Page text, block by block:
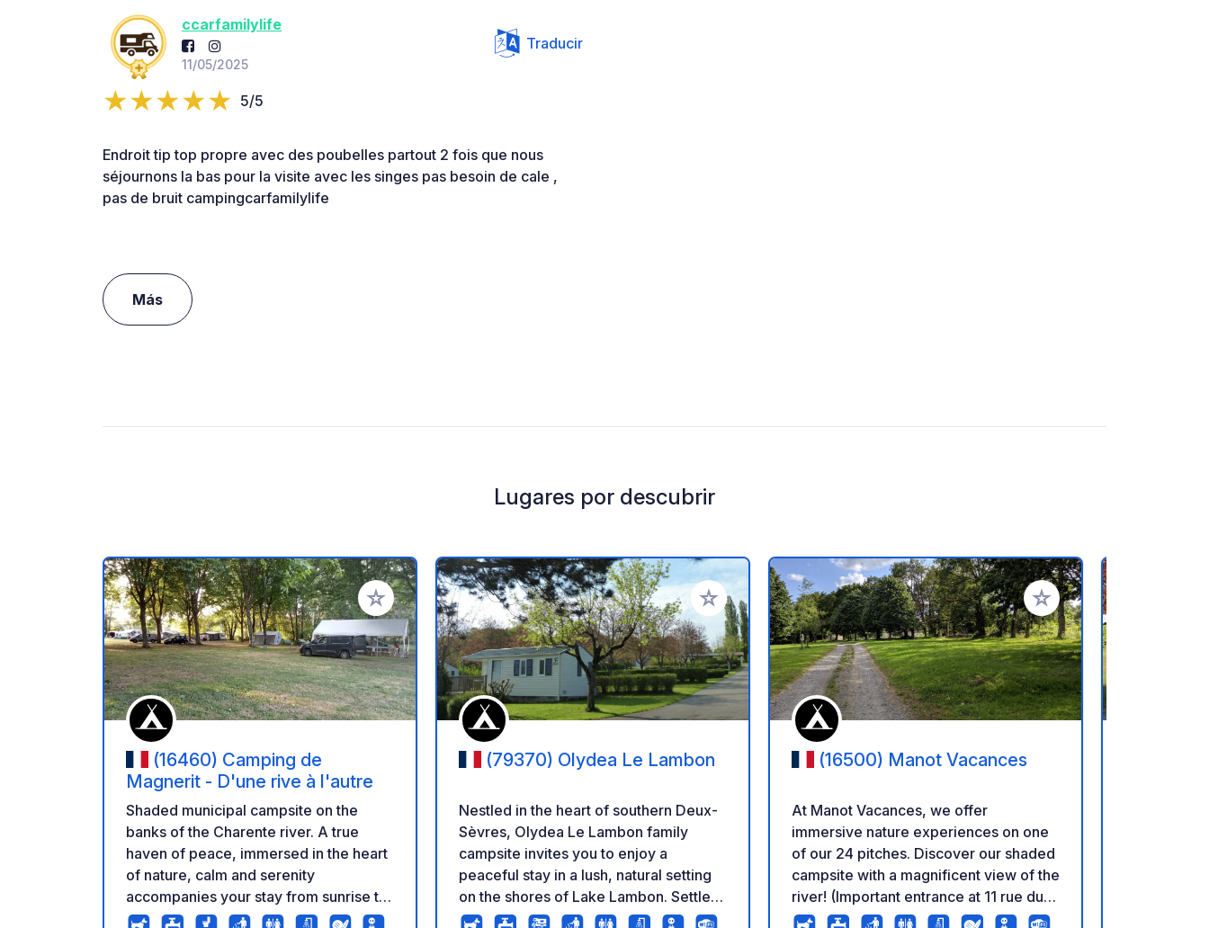
ccarfamilylife
11/05/2025
Traducir
5/5
Endroit tip top propre avec des poubelles partout 2 fois que nous
séjournons la bas pour la visite avec les singes pas besoin de cale ,
pas de bruit campingcarfamilylife
Más
Lugares por descubrir
Añadir a tus favoritos
(16460) Camping de
Magnerit - D'une rive à l'autre
Shaded municipal campsite on the
banks of the Charente river. A true
haven of peace, immersed in the heart
of nature, calm and serenity
accompanies your stay from sunrise to
sunset. On site, rental of canoes,
Añadir a tus favoritos
(79370) Olydea Le Lambon
Nestled in the heart of southern Deux-
Sèvres, Olydea Le Lambon family
campsite invites you to enjoy a
peaceful stay in a lush, natural setting
on the shores of Lake Lambon. Settle
into one of our 44 shaded pitches,
Añadir a tus favoritos
(16500) Manot Vacances
At Manot Vacances, we offer
immersive nature experiences on one
of our 24 pitches. Discover our shaded
campsite with a magnificent view of the
river! (Important entrance at 11 rue du
village de vacances)